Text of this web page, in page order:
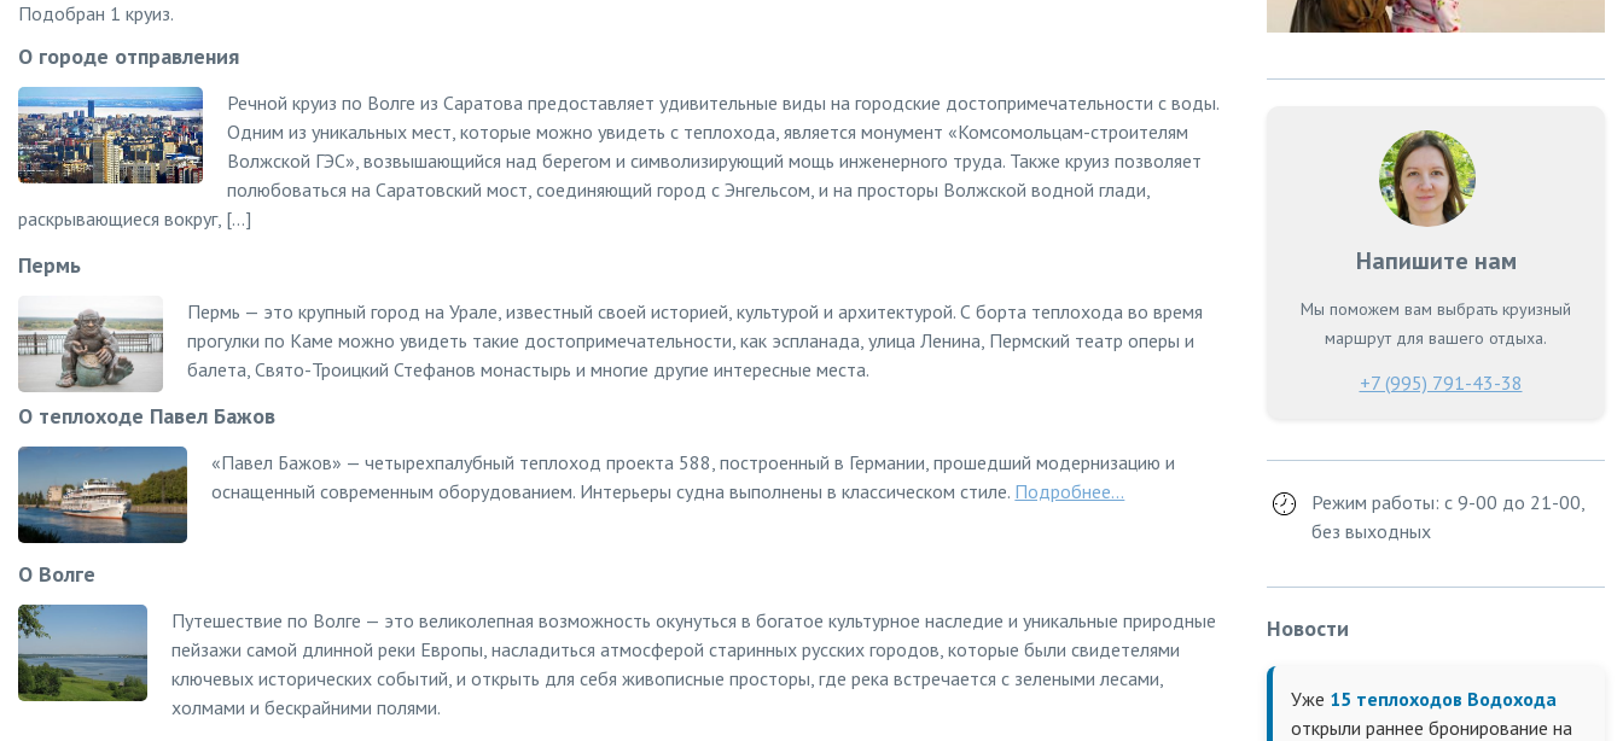
Подобран 1 круиз.
О городе отправления
Речной круиз по Волге из Саратова предоставляет удивительные виды на городские достопримечательности с воды.
Одним из уникальных мест, которые можно увидеть с теплохода, является монумент «Комсомольцам-строителям
Волжской ГЭС», возвышающийся над берегом и символизирующий мощь инженерного труда. Также круиз позволяет
полюбоваться на Саратовский мост, соединяющий город с Энгельсом, и на просторы Волжской водной глади,
раскрывающиеся вокруг, […]
Пермь
Пермь — это крупный город на Урале, известный своей историей, культурой и архитектурой. С борта теплохода во время
прогулки по Каме можно увидеть такие достопримечательности, как эспланада, улица Ленина, Пермский театр оперы и
балета, Свято-Троицкий Стефанов монастырь и многие другие интересные места.
О теплоходе Павел Бажов
«Павел Бажов» — четырехпалубный теплоход проекта 588, построенный в Германии, прошедший модернизацию и
оснащенный современным оборудованием. Интерьеры судна выполнены в классическом стиле. Подробнее...
О Волге
Путешествие по Волге — это великолепная возможность окунуться в богатое культурное наследие и уникальные природные
пейзажи самой длинной реки Европы, насладиться атмосферой старинных русских городов, которые были свидетелями
ключевых исторических событий, и открыть для себя живописные просторы, где река встречается с зелеными лесами,
холмами и бескрайними полями.
Напишите нам
Мы поможем вам выбрать круизный
маршрут для вашего отдыха.
+7 (995) 791-43-38
Режим работы: с 9-00 до 21-00,
без выходных
Новости
Уже 15 теплоходов Водохода
открыли раннее бронирование на